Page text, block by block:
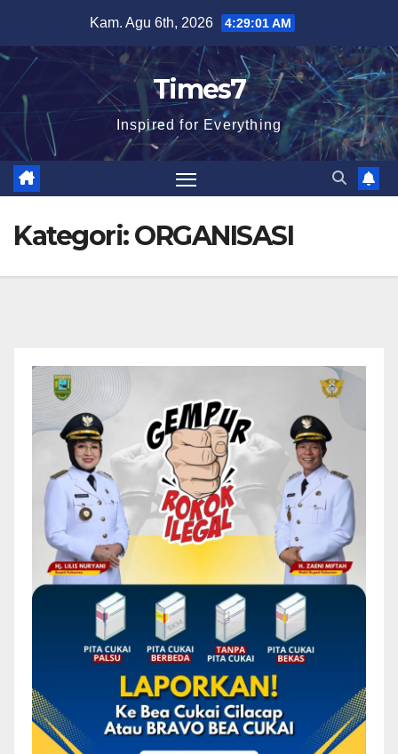
content
Kam. Agu 6th, 2026 4:29:02 AM
Times7
Inspired for Everything
Kategori:ORGANISASI